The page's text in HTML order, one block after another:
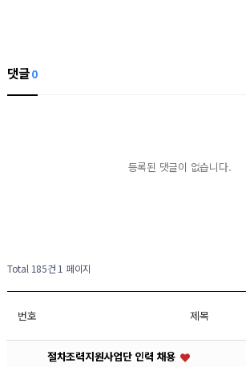
댓글0
등록된 댓글이 없습니다.
Total 185건 1 페이지
번호 제목
절차조력지원사업단 인력 채용